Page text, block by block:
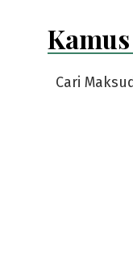
Cari